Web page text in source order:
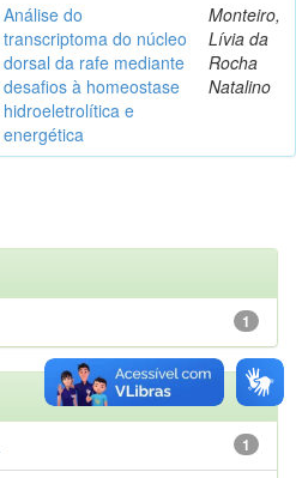
Análise do
transcriptoma do núcleo
dorsal da rafe mediante
desafios à homeostase
hidroeletrolítica e
energética
Monteiro,
Lívia da
Rocha
Natalino
1
1